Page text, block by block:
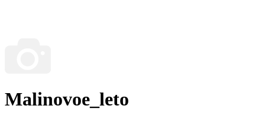
Malinovoe_leto